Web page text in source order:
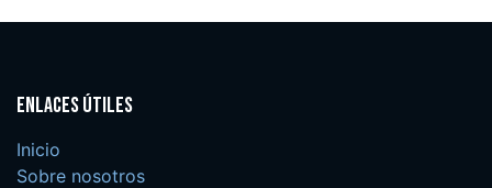
Enlaces útiles
Inicio
Sobre nosotros